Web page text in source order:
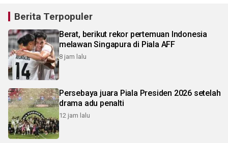
Berita Terpopuler
Berat, berikut rekor pertemuan Indonesia
melawan Singapura di Piala AFF
8 jam lalu
Persebaya juara Piala Presiden 2026 setelah
drama adu penalti
12 jam lalu